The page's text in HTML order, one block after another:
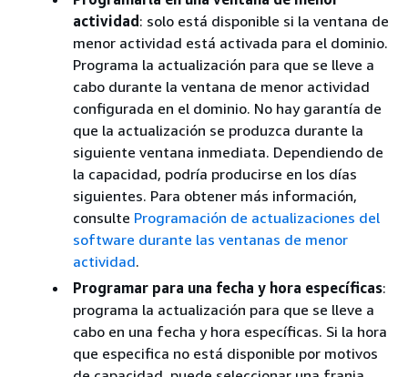
actividad : solo está disponible si la ventana de
menor actividad está activada para el dominio.
Programa la actualización para que se lleve a
cabo durante la ventana de menor actividad
configurada en el dominio. No hay garantía de
que la actualización se produzca durante la
siguiente ventana inmediata. Dependiendo de
la capacidad, podría producirse en los días
siguientes. Para obtener más información,
consulte Programación de actualizaciones del
software durante las ventanas de menor
actividad.
Programar para una fecha y hora específicas:
programa la actualización para que se lleve a
cabo en una fecha y hora específicas. Si la hora
que especifica no está disponible por motivos